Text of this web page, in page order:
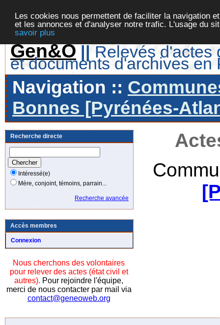
Les cookies nous permettent de faciliter la navigation
et les annonces et d'analyser notre trafic. L'usage du
savoir plus
Gen&O || Relevés d'actes
et documents d'archives en
Navigation ::
Bonnes [Pyrénées-
Recherche directe
Intéressé(e)
Mère, conjoint, témoins, parrain...
Recherche avancée
Accès membres
Connexion
Nous cherchons des volontaires
pour relever des actes (état civil et
autres). Pour rejoindre l'équipe,
merci de nous contacter par mail via
contact@geneoweb.org